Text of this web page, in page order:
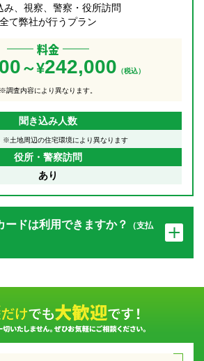
み、視察、警察・役所訪問
全て弊社が行うプラン
料金
～¥242,000 （税込）
※調査内容により異なります。
聞き込み人数
※土地周辺の住宅環境により異なります
役所・警察訪問
あり
ードは利用できますか？
（支払